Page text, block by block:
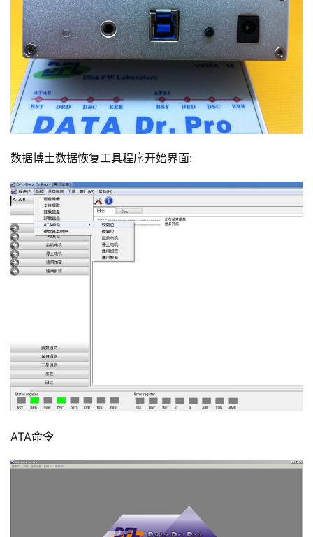
数据博士数据恢复工具程序开始界面:
ATA命令